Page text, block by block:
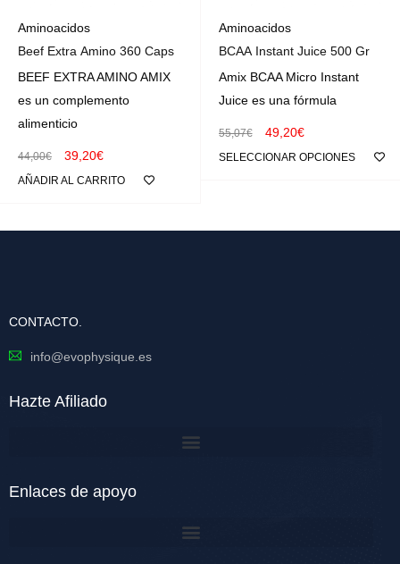
Aminoacidos
Beef Extra Amino 360 Caps
BEEF EXTRA AMINO AMIX
es un complemento
alimenticio
44,00€ 39,20€
AÑADIR AL CARRITO
Aminoacidos
BCAA Instant Juice 500 Gr
Amix BCAA Micro Instant
Juice es una fórmula
55,07€ 49,20€
SELECCIONAR OPCIONES
CONTACTO.
info@evophysique.es
Hazte Afiliado
Enlaces de apoyo